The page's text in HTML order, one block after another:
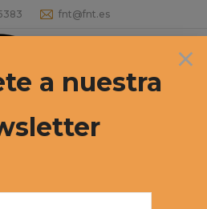
fnt@fnt.es
×
a nuestra